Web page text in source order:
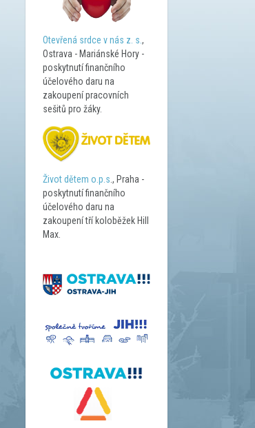
Otevřená srdce v nás z. s. ,
Ostrava - Mariánské Hory -
poskytnutí finančního
účelového daru na
zakoupení pracovních
sešitů pro žáky.
Život dětem o.p.s ., Praha -
poskytnutí finančního
účelového daru na
zakoupení tří koloběžek Hill
Max.